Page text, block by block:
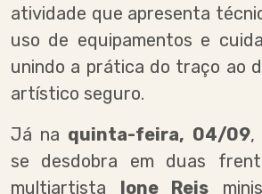
atividade que apresenta
uso de equipamentos e
unindo a prática do traço ao
artístico seguro.
Já na quinta-feira, 04/09,
se desdobra em duas
multiartista Ione Reis